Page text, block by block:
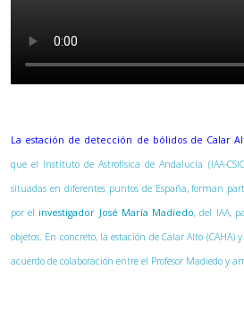
La estación de detección de bólidos de Calar
que el Instituto de Astrofísica de Andalucía (IAA-
situadas en diferentes puntos de España, forman
por el investigador José María Madiedo, del IAA,
objetos. En concreto, la estación de Calar Alto (CAHA)
acuerdo de colaboración entre el Profesor Madiedo y